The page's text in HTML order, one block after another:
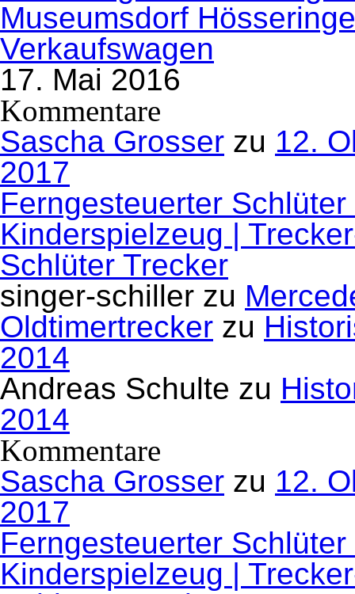
Museumsdorf
Verkaufswagen
17. Mai 2016
Kommentare
Sascha Grosser zu 12.
2017
Ferngesteuerter
Kinderspielzeug |
Schlüter Trecker
singer-schiller zu
Oldtimertrecker zu
2014
Andreas Schulte zu
2014
Kommentare
Sascha Grosser zu 12.
2017
Ferngesteuerter
Kinderspielzeug |